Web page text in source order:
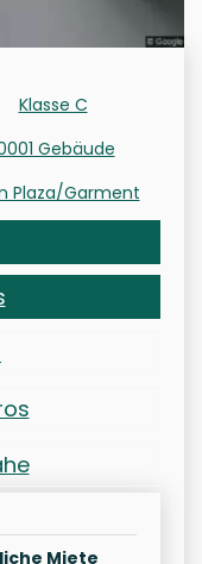
Klasse C
Gebäude
Plaza/Garment
Miete